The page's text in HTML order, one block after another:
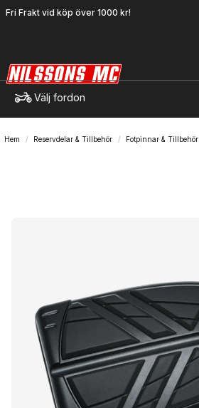
Fri Frakt vid köp över 1000 kr!
Välj fordon
Hem Reservdelar & Tillbehör Fotpinnar & Tillbehör